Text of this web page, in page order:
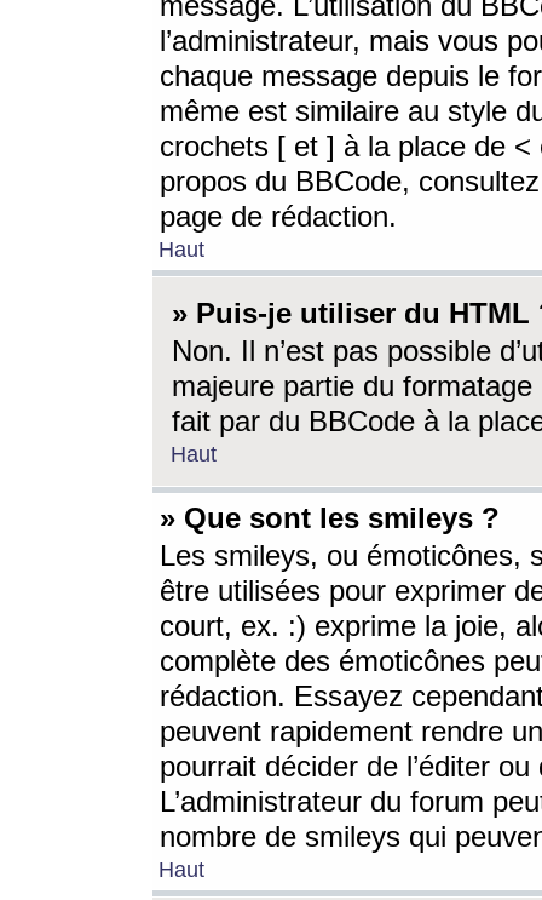
l’administrateur, mais vous
chaque message depuis le
même est similaire au style
crochets [ et ] à la place de <
propos du BBCode,
page de rédaction.
Haut
» Puis-je utiliser du HTML
Non. Il n’est pas possible
majeure partie du
fait par du BBCode à la
Haut
» Que sont les smileys ?
Les smileys, ou émoticônes,
être utilisées pour exprimer
court, ex. :) exprime la joie,
complète des émoticônes
rédaction. Essayez
peuvent rapidement rendre
pourrait décider de l’éditer
L’administrateur du forum
nombre de smileys qui
Haut